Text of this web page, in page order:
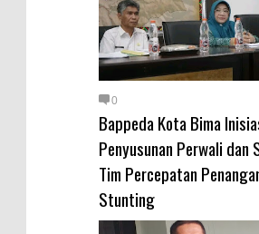
0
Bappeda Kota Bima
Penyusunan Perwali
Tim Percepatan
Stunting